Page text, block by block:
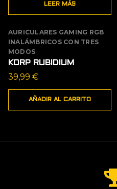
LEER MÁS
AURICULARES GAMING RGB
INALÁMBRICOS CON TRES
MODOS
KORP RUBIDIUM
39,99 €
AÑADIR AL CARRITO